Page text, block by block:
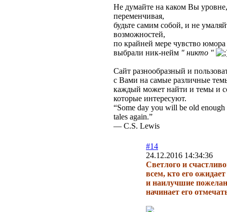
Не думайте на каком Вы
переменчивая,
будьте самим собой, и не
возможностей,
по крайней мере чувство
выбрали ник-нейм " никто "
Сайт разнообразный и
с Вами на самые различные
каждый может найти и темы и
которые интересуют.
“Some day you will be old
tales again.”
― C.S. Lewis
#14
24.12.2016 14:34:36
Светлого и
всем, кто его ожидает
и наилучшие
начинает его